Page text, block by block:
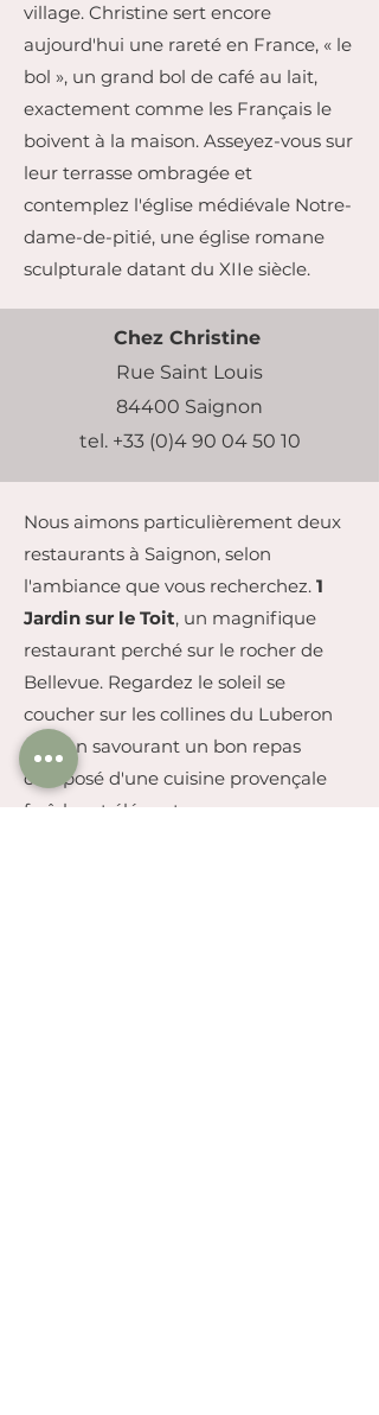
village. Christine sert encore
aujourd'hui une rareté en France, « le
bol », un grand bol de café au lait,
exactement comme les Français le
boivent à la maison. Asseyez-vous sur
leur terrasse ombragée et
contemplez l'église médiévale Notre-
dame-de-pitié, une église romane
sculpturale datant du XIIe siècle.
Chez Christine
Rue Saint Louis
84400 Saignon
tel. +33 (0)4 90 04 50 10
Nous aimons particulièrement deux
restaurants à Saignon, selon
l'ambiance que vous recherchez. 1
Jardin sur le Toit, un magnifique
restaurant perché sur le rocher de
Bellevue. Regardez le soleil se
coucher sur les collines du Luberon
tout en savourant un bon repas
composé d'une cuisine provençale
fraîche et élégante.